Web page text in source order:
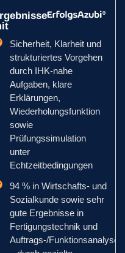
Sicherheit, Klarheit und
strukturiertes Vorgehen
durch IHK-nahe
Aufgaben, klare
Erklärungen,
Wiederholungsfunktion
sowie
Prüfungssimulation
unter
Echtzeitbedingungen
94 % in Wirtschafts- und
Sozialkunde sowie sehr
gute Ergebnisse in
Fertigungstechnik und
Auftrags-/Funktionsanalyse